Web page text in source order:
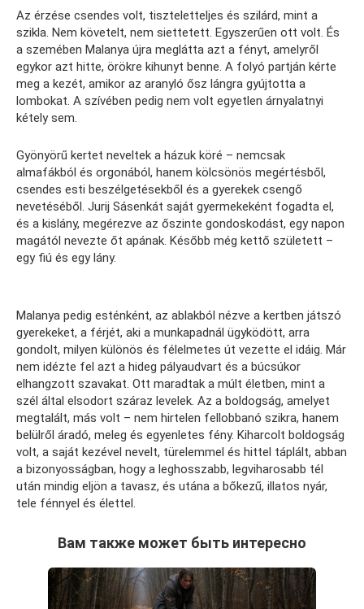
Az érzése csendes volt, tiszteletteljes és szilárd, mint a
szikla. Nem követelt, nem siettetett. Egyszerűen ott volt. És
a szemében Malanya újra meglátta azt a fényt, amelyről
egykor azt hitte, örökre kihunyt benne. A folyó partján kérte
meg a kezét, amikor az aranyló ősz lángra gyújtotta a
lombokat. A szívében pedig nem volt egyetlen árnyalatnyi
kétely sem.
Gyönyörű kertet neveltek a házuk köré – nemcsak
almafákból és orgonából, hanem kölcsönös megértésből,
csendes esti beszélgetésekből és a gyerekek csengő
nevetéséből. Jurij Sásenkát saját gyermekeként fogadta el,
és a kislány, megérezve az őszinte gondoskodást, egy napon
magától nevezte őt apának. Később még kettő született –
egy fiú és egy lány.
Malanya pedig esténként, az ablakból nézve a kertben játszó
gyerekeket, a férjét, aki a munkapadnál ügyködött, arra
gondolt, milyen különös és félelmetes út vezette el idáig. Már
nem idézte fel azt a hideg pályaudvart és a búcsúkor
elhangzott szavakat. Ott maradtak a múlt életben, mint a
szél által elsodort száraz levelek. Az a boldogság, amelyet
megtalált, más volt – nem hirtelen fellobbanó szikra, hanem
belülről áradó, meleg és egyenletes fény. Kiharcolt boldogság
volt, a saját kezével nevelt, türelemmel és hittel táplált, abban
a bizonyosságban, hogy a leghosszabb, legviharosabb tél
után mindig eljön a tavasz, és utána a bőkezű, illatos nyár,
tele fénnyel és élettel.
Вам также может быть интересно